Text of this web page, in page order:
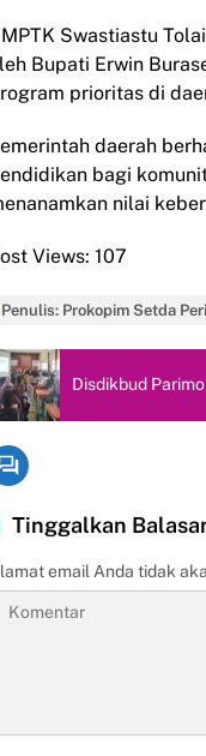
Swastiastu
Bupati Erwin
prioritas di
daerah
bagi
nilai
Views: 107
Penulis: Prokopim Setda
Disdikbud
Tinggalkan
email Anda tidak